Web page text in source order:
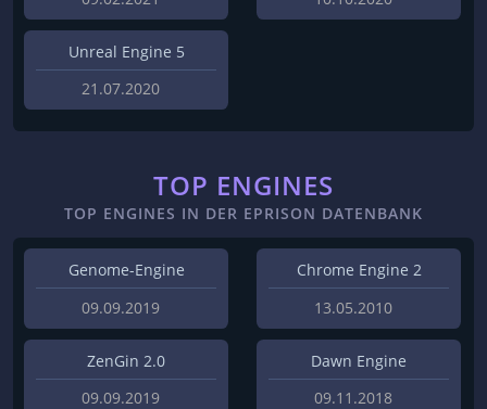
Unreal Engine 5
21.07.2020
TOP ENGINES
TOP ENGINES IN DER EPRISON DATENBANK
Genome-Engine
09.09.2019
Chrome Engine 2
13.05.2010
ZenGin 2.0
09.09.2019
Dawn Engine
09.11.2018